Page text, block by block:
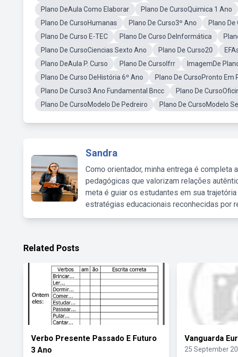
Plano DeAula Como Elaborar
Plano De CursoQuimica 1 Ano
Plano De CursoHumanas
Plano De Curso3º Ano Plano De
Plano De Curso E-TEC
Plano De Curso DeInformática
Plano De CursoCiencias Sexto Ano
Plano De Curso20
Plano DeAula P. Curso
Plano De CursoIfrr ImagemDe
Plano De Curso DeHistória 6º Ano
Plano De CursoPronto Em
Plano De Curso3 Ano Fundamental Bncc
Plano De
Plano De CursoModelo De Pedreiro
Plano De CursoModelo
Sandra
Como orientador, minha entrega é
pedagógicas que valorizam relações
meta é guiar os estudantes em sua
estratégias educacionais reconhecidas por
Related Posts
Verbo Presente Passado E Futuro
3 Ano
Vanguarda
25 September